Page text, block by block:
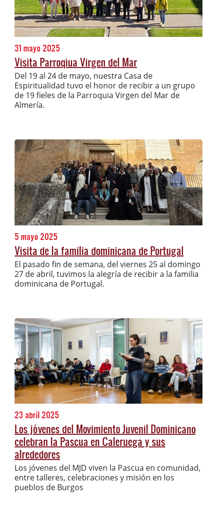
31 mayo 2025
Visita Parroqiua Virgen del Mar
Del 19 al 24 de mayo, nuestra Casa de
Espiritualidad tuvo el honor de recibir a un grupo
de 19 fieles de la Parroquia Virgen del Mar de
Almería.
5 mayo 2025
Visita de la familia dominicana de Portugal
El pasado fin de semana, del viernes 25 al domingo
27 de abril, tuvimos la alegría de recibir a la familia
dominicana de Portugal.
23 abril 2025
Los jóvenes del Movimiento Juvenil Dominicano
celebran la Pascua en Caleruega y sus
alrededores
Los jóvenes del MJD viven la Pascua en comunidad,
entre talleres, celebraciones y misión en los
pueblos de Burgos